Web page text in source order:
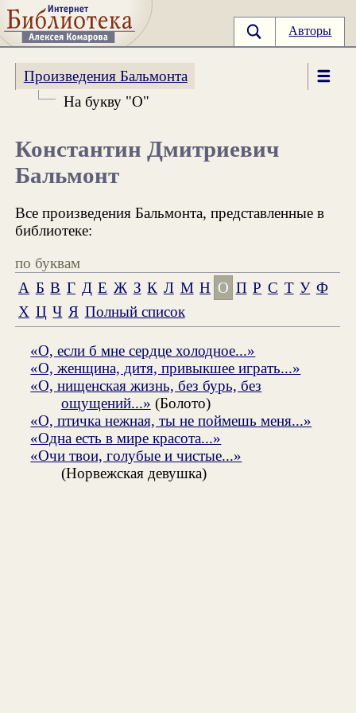
Авторы
Произведения Бальмонта
На букву "О"
Константин Дмитриевич
Бальмонт
Все произведения Бальмонта, представленные в
библиотеке:
по буквам
А Б В Г Д Е Ж З К Л М Н О П Р С Т У Ф
Х Ц Ч Я Полный список
«О, если б мне сердце холодное...»
«О, женщина, дитя, привыкшее играть...»
«О, нищенская жизнь, без бурь, без
ощущений...» (Болото)
«О, птичка нежная, ты не поймешь меня...»
«Одна есть в мире красота...»
«Очи твои, голубые и чистые...»
(Норвежская девушка)